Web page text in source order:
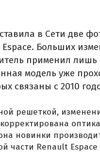
в Сети две
Больших
применил лишь
модель уже
связаны с 2010
решеткой,
новинки
части Renault Espace